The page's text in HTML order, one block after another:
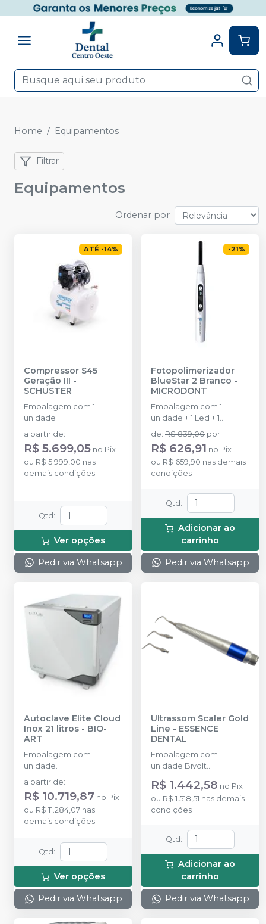
Home Equipamentos
Filtrar
Equipamentos
Ordenar por
ATÉ -14%
Compressor S45
Geração III -
SCHUSTER
Embalagem com 1
unidade
a partir de:
R$ 5.699,05 no Pix
ou R$ 5.999,00 nas
demais condições
Qtd :
Ver opções
Pedir via Whatsapp
-21%
Fotopolimerizador
BlueStar 2 Branco -
MICRODONT
Embalagem com 1
unidade + 1 Led + 1
ponteira + 1 protetor + 1
fonte. Bivolt.
de: R$ 839,00 por:
R$ 626,91 no Pix
ou R$ 659,90 nas demais
condições
Qtd :
Adicionar ao
carrinho
Pedir via Whatsapp
Autoclave Elite Cloud
Inox 21 litros - BIO-
ART
Embalagem com 1
unidade.
a partir de:
R$ 10.719,87 no Pix
ou R$ 11.284,07 nas
demais condições
Qtd :
Ver opções
Pedir via Whatsapp
Ultrassom Scaler Gold
Line - ESSENCE
DENTAL
Embalagem com 1
unidade Bivolt.
ultrassônicas (GJ5B, GJ3C
e SJ8B).
R$ 1.442,58 no Pix
ou R$ 1.518,51 nas demais
condições
Qtd :
Adicionar ao
carrinho
Pedir via Whatsapp